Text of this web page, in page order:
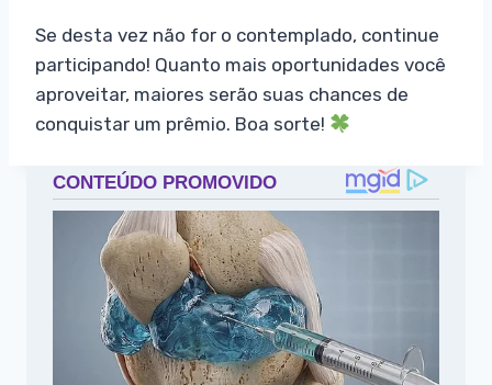
Se desta vez não for o contemplado, continue
participando! Quanto mais oportunidades você
aproveitar, maiores serão suas chances de
conquistar um prêmio. Boa sorte!